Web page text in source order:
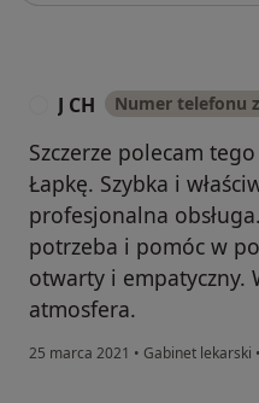
J CH Numer telefonu
Szczerze polecam
Łapkę. Szybka i
profesjonalna
potrzeba i pomóc w
otwarty i empatyczny.
atmosfera.
25 marca 2021 • Gabinet lekarski •